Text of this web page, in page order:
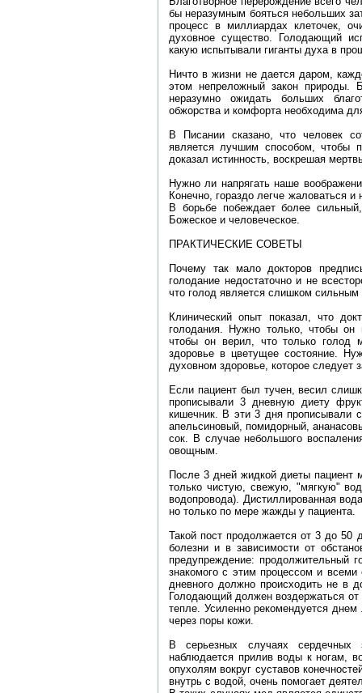
бы неразумным бояться небольших
процесс в миллиардах клеточек,
духовное существо. Голодающий
какую испытывали гиганты духа в
Ничто в жизни не дается даром,
этом непреложный закон природы.
неразумно ожидать больших
обжорства и комфорта необходима
В Писании сказано, что человек
является лучшим способом, чтобы
доказал истинность, воскрешая
Нужно ли напрягать наше
Конечно, гораздо легче жаловаться
В борьбе побеждает более
Божеское и человеческое.
ПРАКТИЧЕСКИЕ СОВЕТЫ
Почему так мало докторов
голодание недостаточно и не
что голод является слишком сильным
Клинический опыт показал, что
голодания. Нужно только, чтобы он
чтобы он верил, что только голод
здоровье в цветущее состояние.
духовном здоровье, которое следует
Если пациент был тучен, весил
прописывали 3 дневную диету
кишечник. В эти 3 дня прописывали
апельсиновый, помидорный,
сок. В случае небольшого
овощным.
После 3 дней жидкой диеты пациент
только чистую, свежую, "мягкую"
водопровода). Дистиллированная
но только по мере жажды у пациента.
Такой пост продолжается от 3 до 50
болезни и в зависимости от
предупреждение: продолжительный
знакомого с этим процессом и
дневного должно происходить не в
Голодающий должен воздержаться
тепле. Усиленно рекомендуется
через поры кожи.
В серьезных случаях
наблюдается прилив воды к ногам,
опухолям вокруг суставов
внутрь с водой, очень помогает